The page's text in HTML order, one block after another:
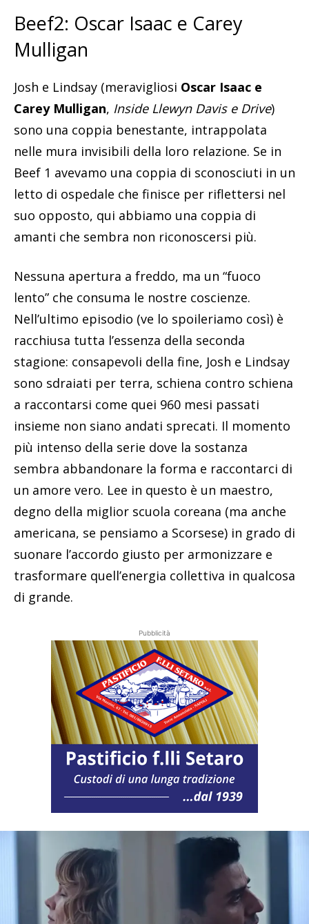
Beef2: Oscar Isaac e Carey
Mulligan
Josh e Lindsay (meravigliosi Oscar Isaac e
Carey Mulligan, Inside Llewyn Davis e Drive)
sono una coppia benestante, intrappolata
nelle mura invisibili della loro relazione. Se in
Beef 1 avevamo una coppia di sconosciuti in un
letto di ospedale che finisce per riflettersi nel
suo opposto, qui abbiamo una coppia di
amanti che sembra non riconoscersi più.
Nessuna apertura a freddo, ma un “fuoco
lento” che consuma le nostre coscienze.
Nell’ultimo episodio (ve lo spoileriamo così) è
racchiusa tutta l’essenza della seconda
stagione: consapevoli della fine, Josh e Lindsay
sono sdraiati per terra, schiena contro schiena
a raccontarsi come quei 960 mesi passati
insieme non siano andati sprecati. Il momento
più intenso della serie dove la sostanza
sembra abbandonare la forma e raccontarci di
un amore vero. Lee in questo è un maestro,
degno della miglior scuola coreana (ma anche
americana, se pensiamo a Scorsese) in grado di
suonare l’accordo giusto per armonizzare e
trasformare quell’energia collettiva in qualcosa
di grande.
Pubblicità